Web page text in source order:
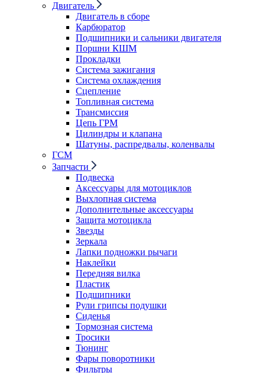
Двигатель
Двигатель в сборе
Карбюратор
Подшипники и сальники двигателя
Поршни КШМ
Прокладки
Система зажигания
Система охлаждения
Сцепление
Топливная система
Трансмиссия
Цепь ГРМ
Цилиндры и клапана
Шатуны, распредвалы, коленвалы
ГСМ
Запчасти
Подвеска
Аксессуары для мотоциклов
Выхлопная система
Дополнительные аксессуары
Защита мотоцикла
Звезды
Зеркала
Лапки подножки рычаги
Наклейки
Передняя вилка
Пластик
Подшипники
Рули грипсы подушки
Сиденья
Тормозная система
Тросики
Тюнинг
Фары поворотники
Фильтры